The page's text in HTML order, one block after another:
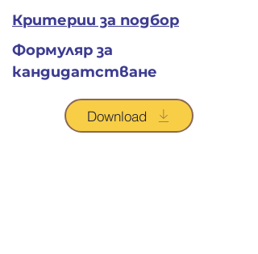
Критерии за подбор
Формуляр за
кандидатстване
Download